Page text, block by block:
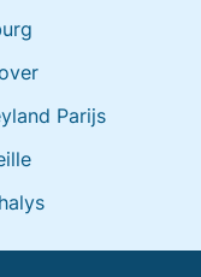
Parijs